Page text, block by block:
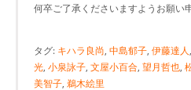
何卒ご了承くださいますようお願い
タグ: キハラ良尚, 中島郁子, 伊藤達人,
光, 小泉詠子, 文屋小百合, 望月哲也,
美智子, 鵜木絵里